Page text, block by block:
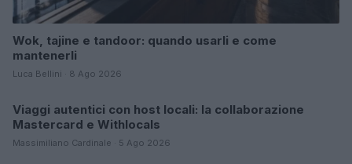
Wok, tajine e tandoor: quando usarli e come
mantenerli
Luca Bellini · 8 Ago 2026
COME SI FA?
Viaggi autentici con host locali: la collaborazione
Mastercard e Withlocals
Massimiliano Cardinale · 5 Ago 2026